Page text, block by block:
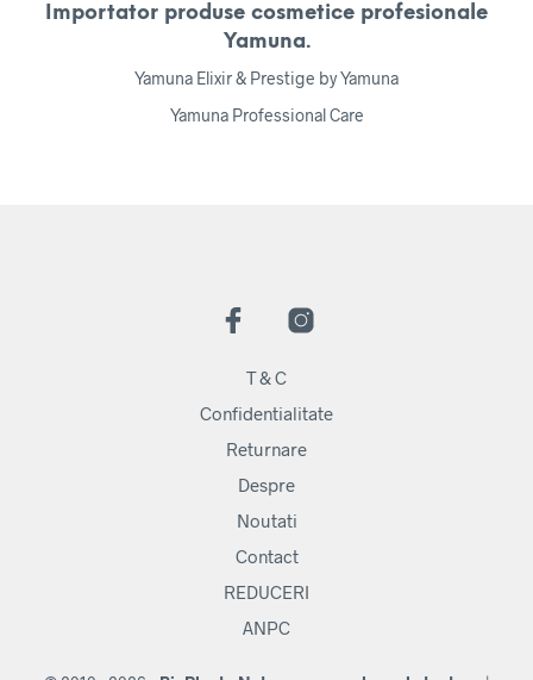
Importator produse cosmetice profesionale
Yamuna.
Yamuna Elixir & Prestige by Yamuna
Yamuna Professional Care
T & C
Confidentialitate
Returnare
Despre
Noutati
Contact
REDUCERI
ANPC